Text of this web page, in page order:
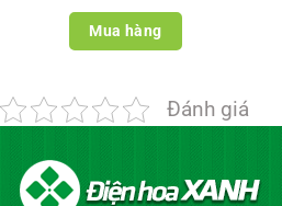
Mua hàng
Đánh giá